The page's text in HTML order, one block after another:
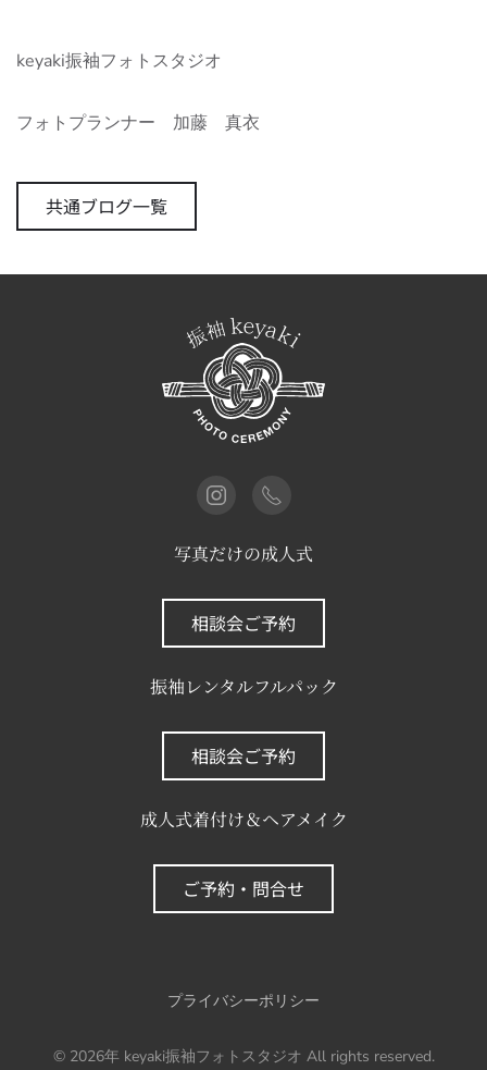
keyaki振袖フォトスタジオ
フォトプランナー 加藤 真衣
共通ブログ一覧
写真だけの成人式
相談会ご予約
振袖レンタルフルパック
相談会ご予約
成人式着付け＆ヘアメイク
ご予約・問合せ
プライバシーポリシー
© 2026年keyaki振袖フォトスタジオ All rights reserved.